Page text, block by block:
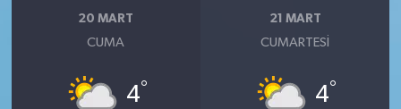
20 MART
CUMA
4°
21 MART
CUMARTESI
4°